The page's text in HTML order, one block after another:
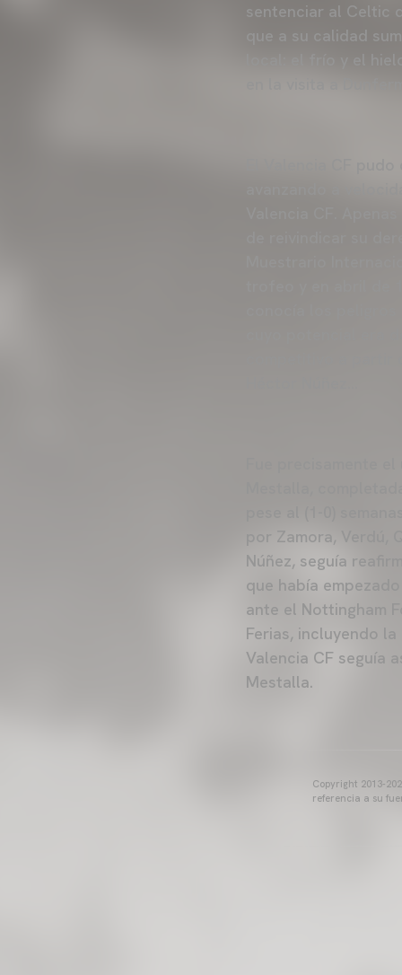
sentenciar al Celtic
que a su calidad
local: el frío y el
por Zamora, Verdú,
Núñez, seguía
que había
ante el Nottingham
Ferias, incluyendo
Valencia CF seguía
Mestalla.
Copyright 2013-
referencia a su